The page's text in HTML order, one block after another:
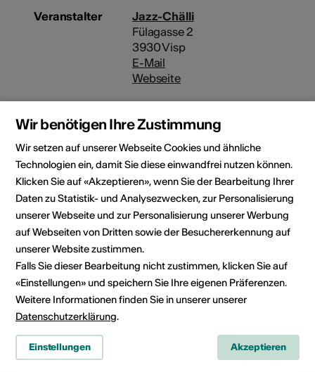
Veranstalter
Jazz-Chälli
Fülagasse 2
3930 Visp
E-Mail
Webseite
Konzert
Altersfreigabe
Für alle
Veranstaltungsort
Wir benötigen Ihre Zustimmung
Wir setzen auf unserer Webseite Cookies und ähnliche
Technologien ein, damit Sie diese einwandfrei nutzen können.
Klicken Sie auf «Akzeptieren», wenn Sie der Bearbeitung Ihrer
Daten zu Statistik- und Analysezwecken, zur Personalisierung
unserer Webseite und zur Personalisierung unserer Werbung
auf Webseiten von Dritten sowie der Besuchererkennung auf
unserer Website zustimmen.
Falls Sie dieser Bearbeitung nicht zustimmen, klicken Sie auf
«Einstellungen» und speichern Sie Ihre eigenen Präferenzen.
Weitere Informationen finden Sie in unserer unserer
Datenschutzerklärung.
Einstellungen Akzeptieren